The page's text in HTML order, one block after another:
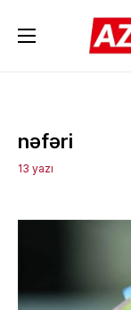
nəfəri
13 yazı